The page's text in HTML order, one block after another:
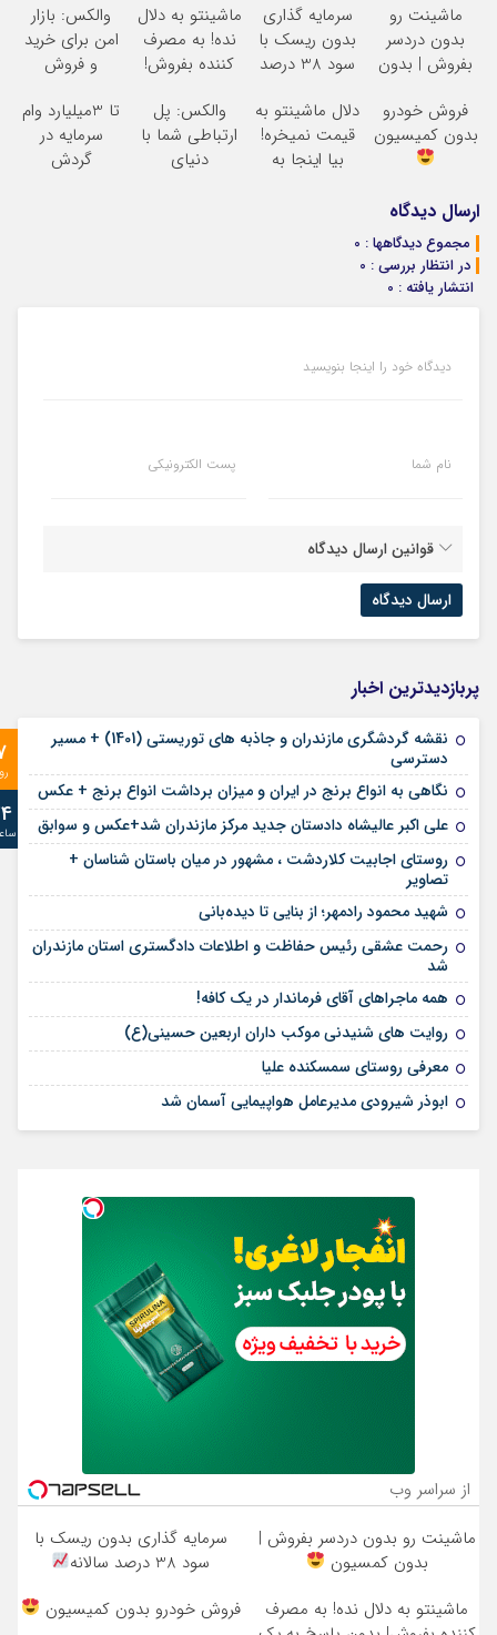
ماشینت رو
بدون دردسر
بفروش | بدون
سرمایه گذاری
بدون ریسک با
سود 38 درصد
ماشینتو به دلال
نده! به مصرف
کننده بفروش!
یک تماس
والکس: بازار
امن برای خرید
و فروش
دیجیتال
فروش خودرو
بدون کمیسیون
دلال ماشینتو به
قیمت نمیخره!
بیا اینجا به
والکس: پل
ارتباطی شما با
دنیای
تا 3میلیارد وام
سرمایه در
گردش
ارسال دیدگاه
مجموع دیدگاهها : 0
در انتظار بررسی : 0
انتشار یافته : 0
دیدگاه خود را اینجا بنویسید
نام شما پست الکترونیکی
قوانین ارسال دیدگاه
پربازدیدترین اخبار
نقشه گردشگری مازندران و جاذبه های توریستی (1401) + مسیر
دسترسی
نگاهی به انواع برنج در ایران و میزان برداشت انواع برنج + عکس
علی‌ اکبر عالیشاه دادستان جدید مرکز مازندران شد+عکس و سوابق
روستای اجابیت کلاردشت ، مشهور در میان باستان شناسان +
تصاویر
شهید محمود رادمهر؛ از بنایی تا دیده‌بانی
رحمت عشقی رئیس حفاظت و اطلاعات دادگستری استان مازندران
شد
همه ماجراهای آقای فرماندار در یک کافه!
روایت های شنیدنی موکب داران اربعین حسینی(ع)
معرفی روستای سمسکنده علیا
ابوذر شیرودی مدیرعامل هواپیمایی آسمان شد
از سراسر وب
ماشینت رو بدون دردسر بفروش |
بدون کمسیون
سرمایه گذاری بدون ریسک با
سود 38 درصد سالانه
ماشینتو به دلال نده! به مصرف
فروش خودرو بدون کمیسیون